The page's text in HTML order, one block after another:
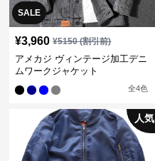
SALE
¥3,960 ¥5150(割引前)
アメカジ ヴィンテージ加工デニ
ムワークジャケット
全4色
人気